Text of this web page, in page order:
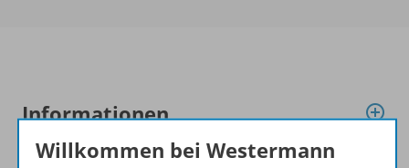
Informationen
Willkommen bei Westermann